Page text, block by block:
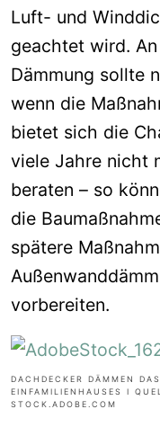
Luft- und
geachtet wird.
Dämmung sollte
wenn die
bietet sich die
viele Jahre nicht
beraten – so
die
spätere
vorbereiten.
DACHDECKER DÄMMEN
EINFAMILIENHAUSES I
STOCK.ADOBE.COM